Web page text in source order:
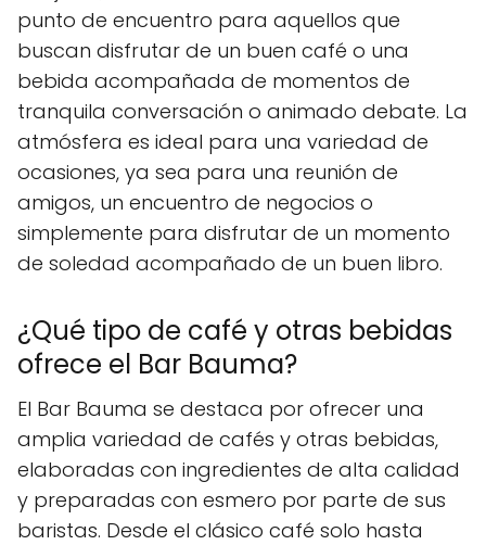
punto de encuentro para aquellos que
buscan disfrutar de un buen café o una
bebida acompañada de momentos de
tranquila conversación o animado debate. La
atmósfera es ideal para una variedad de
ocasiones, ya sea para una reunión de
amigos, un encuentro de negocios o
simplemente para disfrutar de un momento
de soledad acompañado de un buen libro.
¿Qué tipo de café y otras bebidas
ofrece el Bar Bauma?
El Bar Bauma se destaca por ofrecer una
amplia variedad de cafés y otras bebidas,
elaboradas con ingredientes de alta calidad
y preparadas con esmero por parte de sus
baristas. Desde el clásico café solo hasta